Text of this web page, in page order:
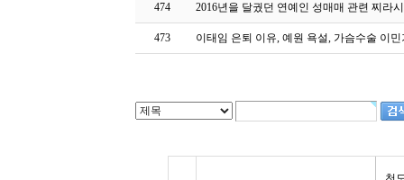
474 2016년을 달궜던 연예인 성매매 관련 찌라시
473 이태임 은퇴 이유, 예원 욕설, 가슴수술 이